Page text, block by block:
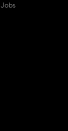
Jobs